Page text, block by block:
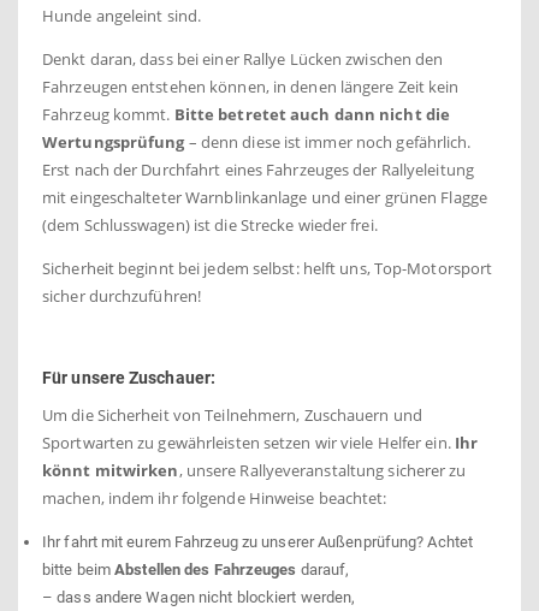
Hunde angeleint sind.
Denkt daran, dass bei einer Rallye Lücken zwischen den
Fahrzeugen entstehen können, in denen längere Zeit kein
Fahrzeug kommt. Bitte betretet auch dann nicht die
Wertungsprüfung– denn diese ist immer noch gefährlich.
Erst nach der Durchfahrt eines Fahrzeuges der Rallyeleitung
mit eingeschalteter Warnblinkanlage und einer grünen Flagge
(dem Schlusswagen) ist die Strecke wieder frei.
Sicherheit beginnt bei jedem selbst: helft uns, Top-Motorsport
sicher durchzuführen!
Für unsere Zuschauer:
Um die Sicherheit von Teilnehmern, Zuschauern und
Sportwarten zu gewährleisten setzen wir viele Helfer ein. Ihr
könnt mitwirken, unsere Rallyeveranstaltung sicherer zu
machen, indem ihr folgende Hinweise beachtet:
Ihr fahrt mit eurem Fahrzeug zu unserer Außenprüfung? Achtet
bitte beimAbstellen des Fahrzeuges darauf,
– dass andere Wagen nicht blockiert werden,